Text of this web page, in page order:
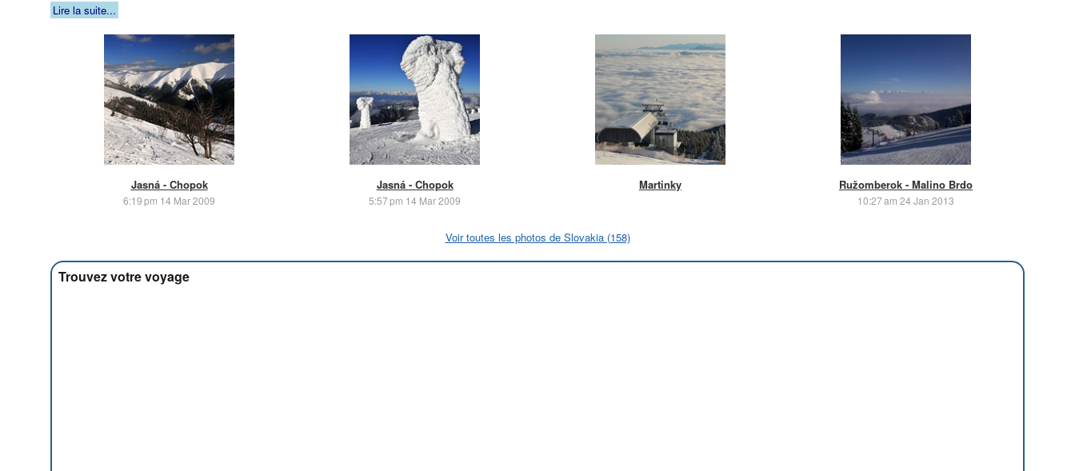
Lire la suite...
Jasná - Chopok
6:19 pm 14 Mar 2009
Jasná - Chopok
5:57 pm 14 Mar 2009
Martinky Ružomberok - Malino Brdo
10:27 am 24 Jan 2013
Voir toutes les photos de Slovakia (158)
Trouvez votre voyage